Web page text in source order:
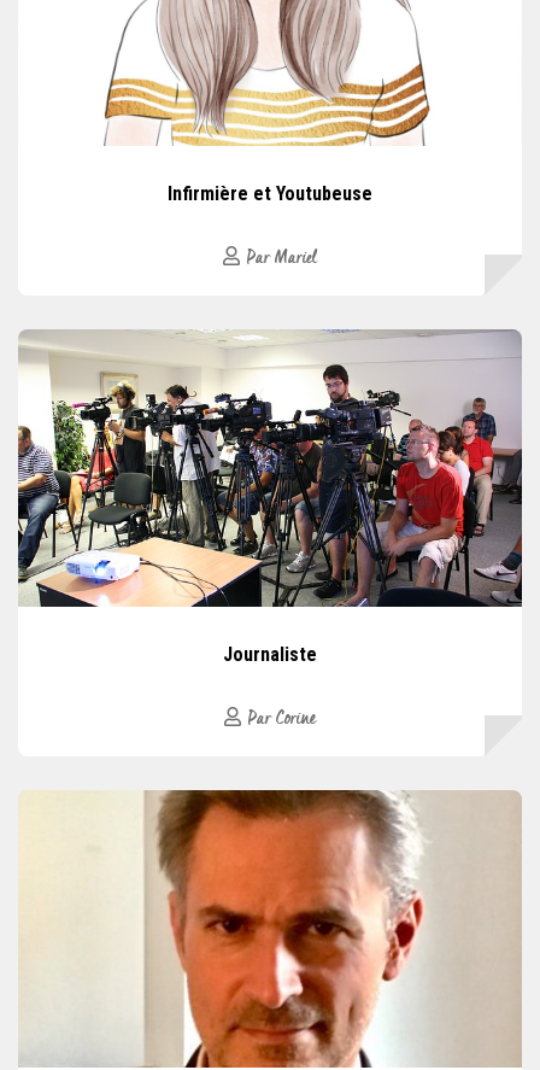
Infirmière et Youtubeuse
Par Mariel
Journaliste
Par Corine